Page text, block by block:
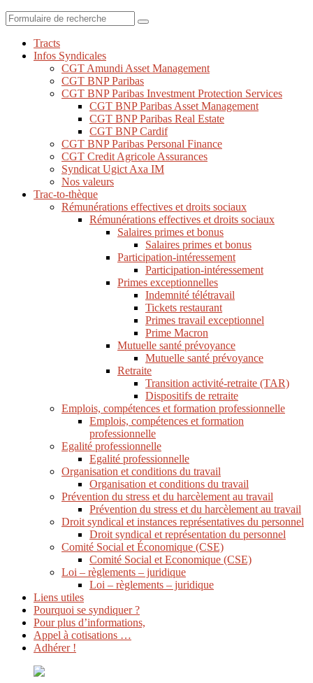
Search
Tracts
Infos Syndicales
CGT Amundi Asset Management
CGT BNP Paribas
CGT BNP Paribas Investment Protection Services
CGT BNP Paribas Asset Management
CGT BNP Paribas Real Estate
CGT BNP Cardif
CGT BNP Paribas Personal Finance
CGT Credit Agricole Assurances
Syndicat Ugict Axa IM
Nos valeurs
Trac-to-thèque
Rémunérations effectives et droits sociaux
Rémunérations effectives et droits sociaux
Salaires primes et bonus
Salaires primes et bonus
Participation-intéressement
Participation-intéressement
Primes exceptionnelles
Indemnité télétravail
Tickets restaurant
Primes travail exceptionnel
Prime Macron
Mutuelle santé prévoyance
Mutuelle santé prévoyance
Retraite
Transition activité-retraite (TAR)
Dispositifs de retraite
Emplois, compétences et formation professionnelle
Emplois, compétences et formation
professionnelle
Egalité professionnelle
Egalité professionnelle
Organisation et conditions du travail
Organisation et conditions du travail
Prévention du stress et du harcèlement au travail
Prévention du stress et du harcèlement au travail
Droit syndical et instances représentatives du personnel
Droit syndical et représentation du personnel
Comité Social et Économique (CSE)
Comité Social et Economique (CSE)
Loi – règlements – juridique
Loi – règlements – juridique
Liens utiles
Pourquoi se syndiquer ?
Pour plus d’informations,
Appel à cotisations …
Adhérer !